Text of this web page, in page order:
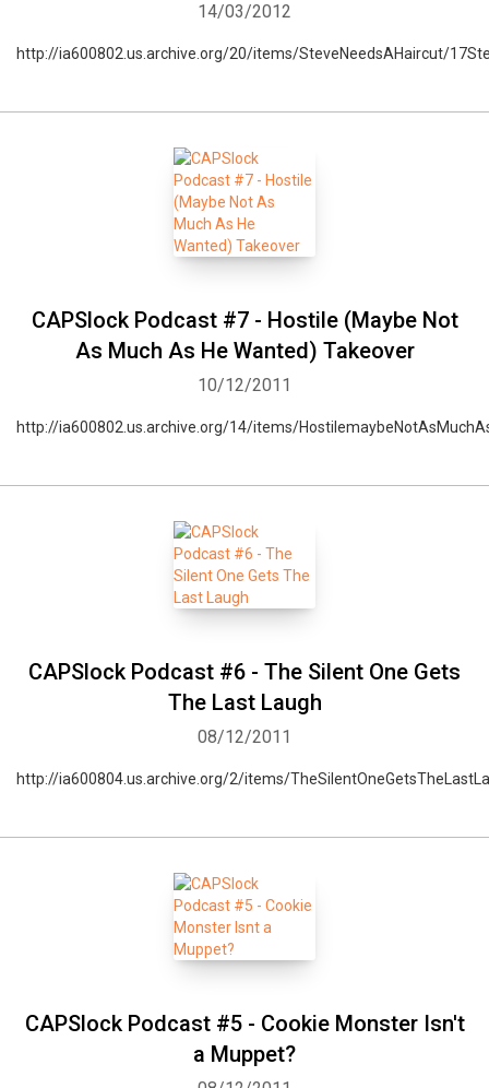
14/03/2012
http://ia600802.us.archive.org/20/items/SteveNeedsAHaircut/
CAPSlock Podcast #7 - Hostile (Maybe Not
As Much As He Wanted) Takeover
10/12/2011
http://ia600802.us.archive.org/14/items/
CAPSlock Podcast #6 - The Silent One Gets
The Last Laugh
08/12/2011
http://ia600804.us.archive.org/2/items/
CAPSlock Podcast #5 - Cookie Monster Isn't
a Muppet?